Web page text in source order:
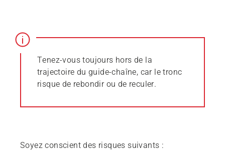
Tenez-vous toujours hors de la
trajectoire du guide-chaîne, car le tronc
risque de rebondir ou de reculer.
Soyez conscient des risques suivants :